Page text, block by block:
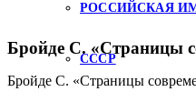
РОССИЙСКАЯ
СССР
Бройде С. «Страницы
Бройде С. «Страницы